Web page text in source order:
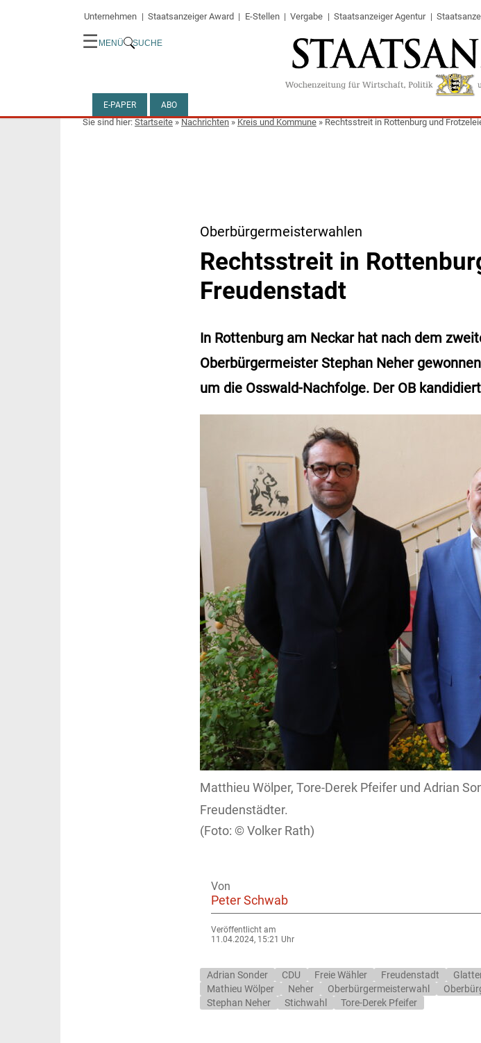
Unternehmen Staatsanzeiger Award E-Stellen Vergabe Staatsanzeiger Agentur
☰ MENÜ SUCHE
E-PAPER ABO
Startseite»Nachrichten»Kreis und Kommune»Rechtsstreit in Rottenburg und
Oberbürgermeisterwahlen
Rechtsstreit in
Freudenstadt
In Rottenburg am Neckar hat nach dem
Oberbürgermeister Stephan Neher
um die Osswald-Nachfolge. Der OB
Matthieu Wölper, Tore-Derek Pfeifer und Adrian
Freudenstädter.
Volker Rath)
Von
Peter Schwab
Veröffentlicht am
11.04.2024, 15:21 Uhr
Adrian Sonder CDU Freie Wähler Freudenstadt
Mathieu Wölper
Neher Oberbürgermeisterwahl
Stephan Neher
Stichwahl Tore-Derek Pfeifer